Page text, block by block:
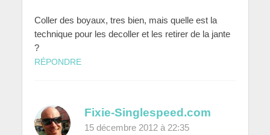
Coller des boyaux, tres bien, mais quelle est la
technique pour les decoller et les retirer de la jante
?
RÉPONDRE
Fixie-Singlespeed.com
15 décembre 2012 à 22:35